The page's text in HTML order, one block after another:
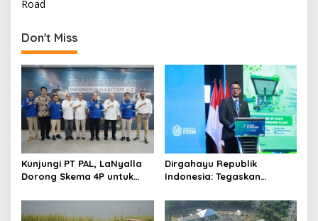
a
v
i
g
a
t
i
o
n
Road
Don't Miss
Kunjungi PT PAL, LaNyalla
Dorong Skema 4P untuk
Nasional
Dirgahayu Republik
Indonesia: Tegaskan
Ekosistem Hidrogen
Nasional